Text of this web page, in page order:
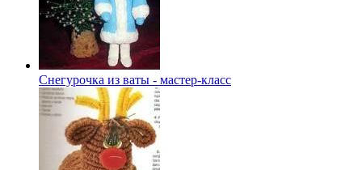
Снегурочка из ваты - мастер-класс